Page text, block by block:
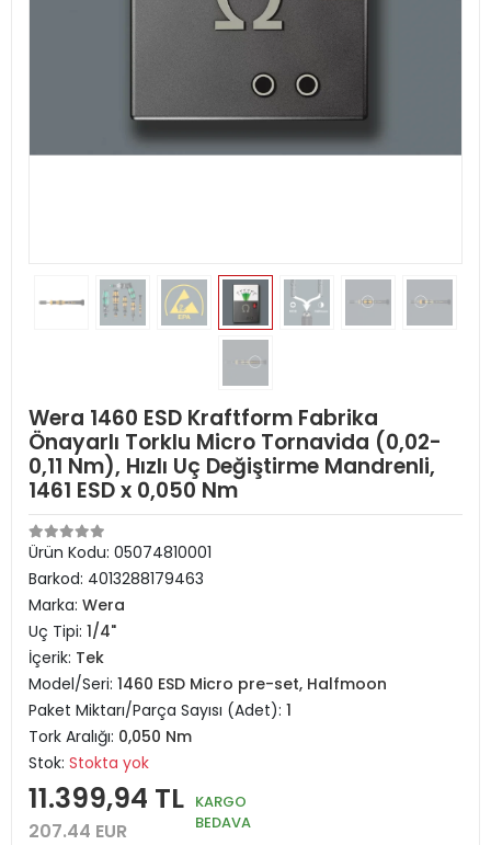
Wera 1460 ESD Kraftform Fabrika
Önayarlı Torklu Micro Tornavida (0,02-
0,11 Nm), Hızlı Uç Değiştirme Mandrenli,
1461 ESD x 0,050 Nm
Ürün Kodu: 05074810001
Barkod: 4013288179463
Marka: Wera
Uç Tipi: 1/4"
İçerik: Tek
Model/Seri: 1460 ESD Micro pre-set, Halfmoon
Paket Miktarı/Parça Sayısı (Adet): 1
Tork Aralığı: 0,050 Nm
Stok: Stokta yok
11.399,94 TL
207.44 EUR
KARGO
BEDAVA